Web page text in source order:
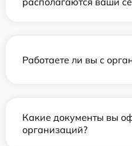
Работаете ли вы с
Какие документы вы
организаций?